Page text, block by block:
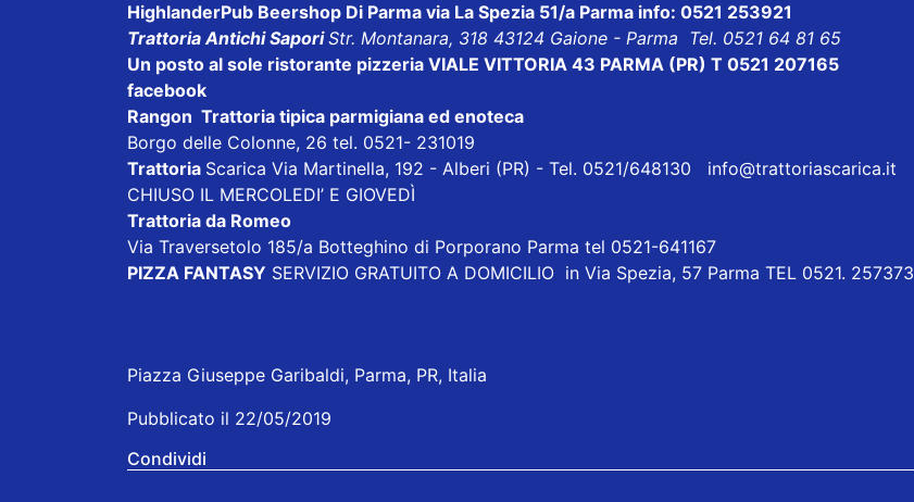
HighlanderPub Beershop Di Parma via La Spezia 51/a Parma info: 0521 253921
Trattoria Antichi SaporiStr. Montanara, 318 43124 Gaione - Parma Tel. 0521 64 81 65
Un posto al sole ristorante pizzeria VIALE VITTORIA 43 PARMA (PR) T 0521 207165
facebook
Rangon Trattoria tipica parmigiana ed enoteca
Borgo delle Colonne, 26 tel. 0521- 231019
Trattoria Scarica Via Martinella, 192 - Alberi (PR) - Tel. 0521/648130 info@trattoriascarica.it
CHIUSO IL MERCOLEDI’ E GIOVEDÌ
Trattoria da Romeo
Via Traversetolo 185/a Botteghino di Porporano Parma tel 0521-641167
PIZZA FANTASY SERVIZIO GRATUITO A DOMICILIO in Via Spezia, 57 Parma TEL 0521. 257373
Piazza Giuseppe Garibaldi, Parma, PR, Italia
Pubblicato il 22/05/2019
Condividi